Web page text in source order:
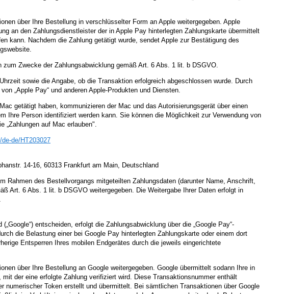
über Ihre Bestellung in verschlüsselter Form an Apple weitergegeben. Apple
an den Zahlungsdienstleister der in Apple Pay hinterlegten Zahlungskarte übermittelt
kann. Nachdem die Zahlung getätigt wurde, sendet Apple zur Bestätigung des
Zwecke der Zahlungsabwicklung gemäß Art. 6 Abs. 1 lit. b DSGVO.
sowie die Angabe, ob die Transaktion erfolgreich abgeschlossen wurde. Durch
„Apple Pay“ und anderen Apple-Produkten und Diensten.
getätigt haben, kommunizieren der Mac und das Autorisierungsgerät über einen
Ihre Person identifiziert werden kann. Sie können die Möglichkeit zur Verwendung von
„Zahlungen auf Mac erlauben".
/de-de/HT203027
14-16, 60313 Frankfurt am Main, Deutschland
Rahmen des Bestellvorgangs mitgeteilten Zahlungsdaten (darunter Name, Anschrift,
Art. 6 Abs. 1 lit. b DSGVO weitergegeben. Die Weitergabe Ihrer Daten erfolgt in
entscheiden, erfolgt die Zahlungsabwicklung über die „Google Pay“-
die Belastung einer bei Google Pay hinterlegten Zahlungskarte oder einem dort
Entsperren Ihres mobilen Endgerätes durch die jeweils eingerichtete
über Ihre Bestellung an Google weitergegeben. Google übermittelt sodann Ihre in
der eine erfolgte Zahlung verifiziert wird. Diese Transaktionsnummer enthält
Token erstellt und übermittelt. Bei sämtlichen Transaktionen über Google